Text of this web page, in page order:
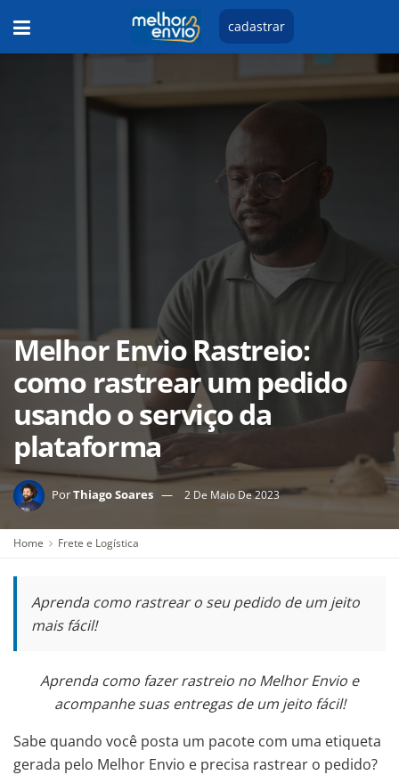
cadastrar
Melhor Envio Rastreio:
como rastrear um pedido
usando o serviço da
plataforma
PorThiago Soares 2 De Maio De 2023
Home Frete e Logística
Aprenda como rastrear o seu pedido de um jeito
mais fácil!
Aprenda como fazer rastreio no Melhor Envio e
acompanhe suas entregas de um jeito fácil!
Sabe quando você posta um pacote com uma etiqueta
gerada pelo Melhor Envio e precisa rastrear o pedido?